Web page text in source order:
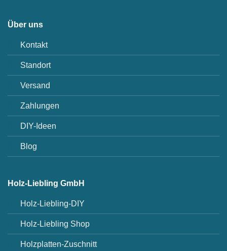
Über uns
Kontakt
Standort
Versand
Zahlungen
DIY-Ideen
Blog
Holz-Liebling GmbH
Holz-Liebling-DIY
Holz-Liebling Shop
Holzplatten-Zuschnitt